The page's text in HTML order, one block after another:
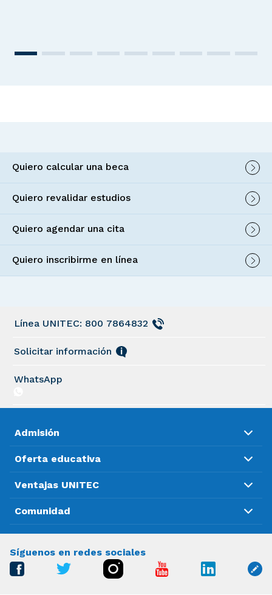
Quiero calcular una beca
Quiero revalidar estudios
Quiero agendar una cita
Quiero inscribirme en línea
Línea UNITEC: 800 7864832
Solicitar información
WhatsApp
Admisión
Oferta educativa
Ventajas UNITEC
Comunidad
Síguenos en redes sociales